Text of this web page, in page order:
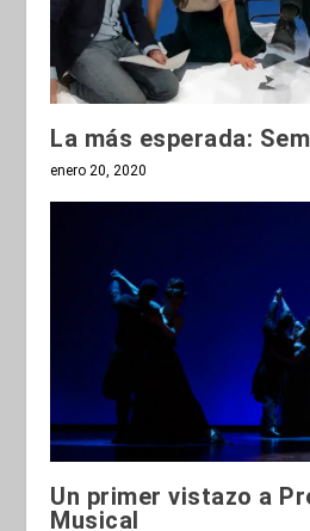
La más esperada:
enero 20, 2020
Un primer vistazo a
Musical